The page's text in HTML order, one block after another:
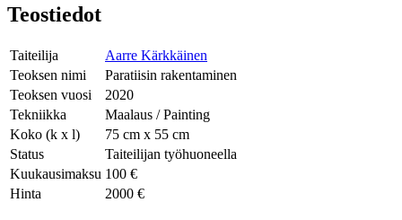
Teostiedot
Taiteilija
Aarre Kärkkäinen
Teoksen nimi
Paratiisin rakentaminen
Teoksen vuosi
2020
Tekniikka
Maalaus / Painting
Koko (k x l)
75 cm x 55 cm
Status
Taiteilijan työhuoneella
Kuukausimaksu 100 €
Hinta
2000 €